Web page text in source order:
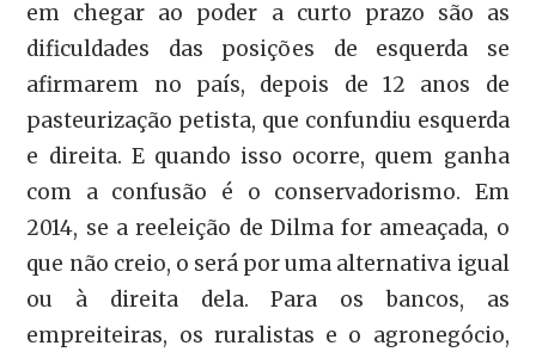
em chegar ao poder a curto prazo são as
dificuldades das posições de esquerda se
afirmarem no país, depois de 12 anos de
pasteurização petista, que confundiu esquerda
e direita. E quando isso ocorre, quem ganha
com a confusão é o conservadorismo. Em
2014, se a reeleição de Dilma for ameaçada, o
que não creio, o será por uma alternativa igual
ou à direita dela. Para os bancos, as
empreiteiras, os ruralistas e o agronegócio,